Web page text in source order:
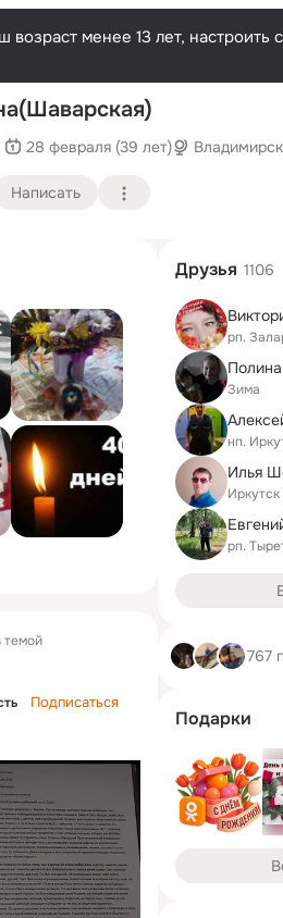
менее 13 лет,
область)
28 февраля (39 лет)
Написать
темой
Подписаться
Друзья 1106
рп.
Зима
нп.
Илья
Иркутск
рп.
767
Подарки